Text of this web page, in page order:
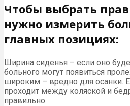
Чтобы выбрать
нужно измерить
главных позициях:
Ширина сиденья – если оно
больного могут появиться
широким – вредно для осанки.
проходит между коляской и
правильно.